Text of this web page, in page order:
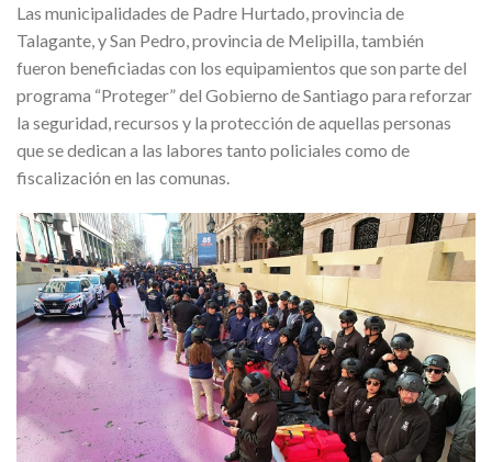
Las municipalidades de Padre Hurtado, provincia de
Talagante, y San Pedro, provincia de Melipilla, también
fueron beneficiadas con los equipamientos que son parte del
programa “Proteger” del Gobierno de Santiago para reforzar
la seguridad, recursos y la protección de aquellas personas
que se dedican a las labores tanto policiales como de
fiscalización en las comunas.